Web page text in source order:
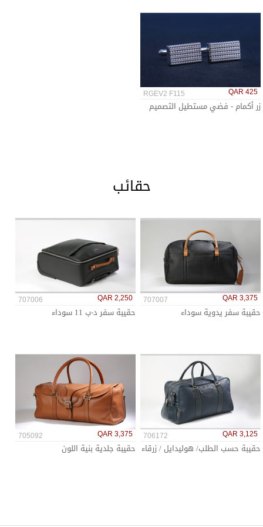
RGEV2 F115 QAR 425
زر أكمام - فضي مستطيل التصميم
حقائب
707007 QAR 3,375
حقيبة سفر يدوية سوداء
707006 QAR 2,250
حقيبة سفر د-ب 11 سوداء
706172 QAR 3,125
حقيبة حسب الطلب/ هوليدايل / زرقاء
705092 QAR 3,375
حقيبة جلدية بنية اللون